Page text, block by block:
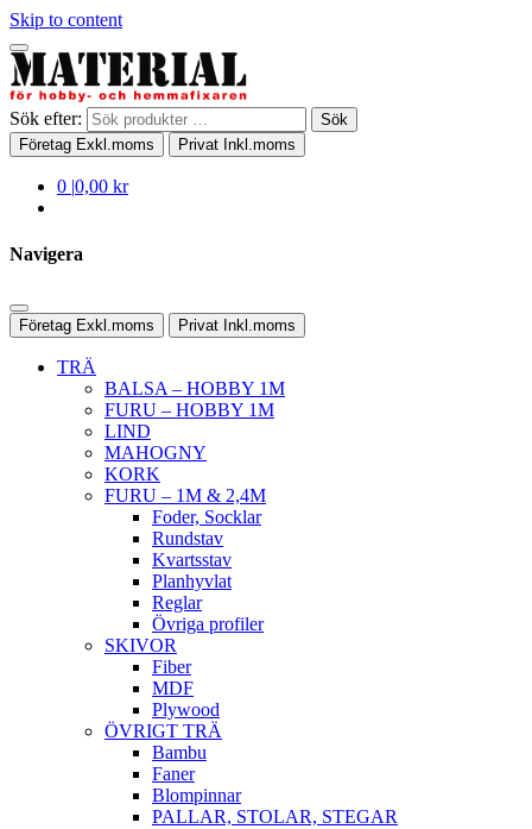
Skip to content
Sök efter:
Sök
Företag Exkl.moms Privat Inkl.moms
0 |0,00 kr
Navigera
Företag Exkl.moms Privat Inkl.moms
TRÄ
BALSA – HOBBY 1M
FURU – HOBBY 1M
LIND
MAHOGNY
KORK
FURU – 1M & 2,4M
Foder, Socklar
Rundstav
Kvartsstav
Planhyvlat
Reglar
Övriga profiler
SKIVOR
Fiber
MDF
Plywood
ÖVRIGT TRÄ
Bambu
Faner
Blompinnar
PALLAR, STOLAR, STEGAR